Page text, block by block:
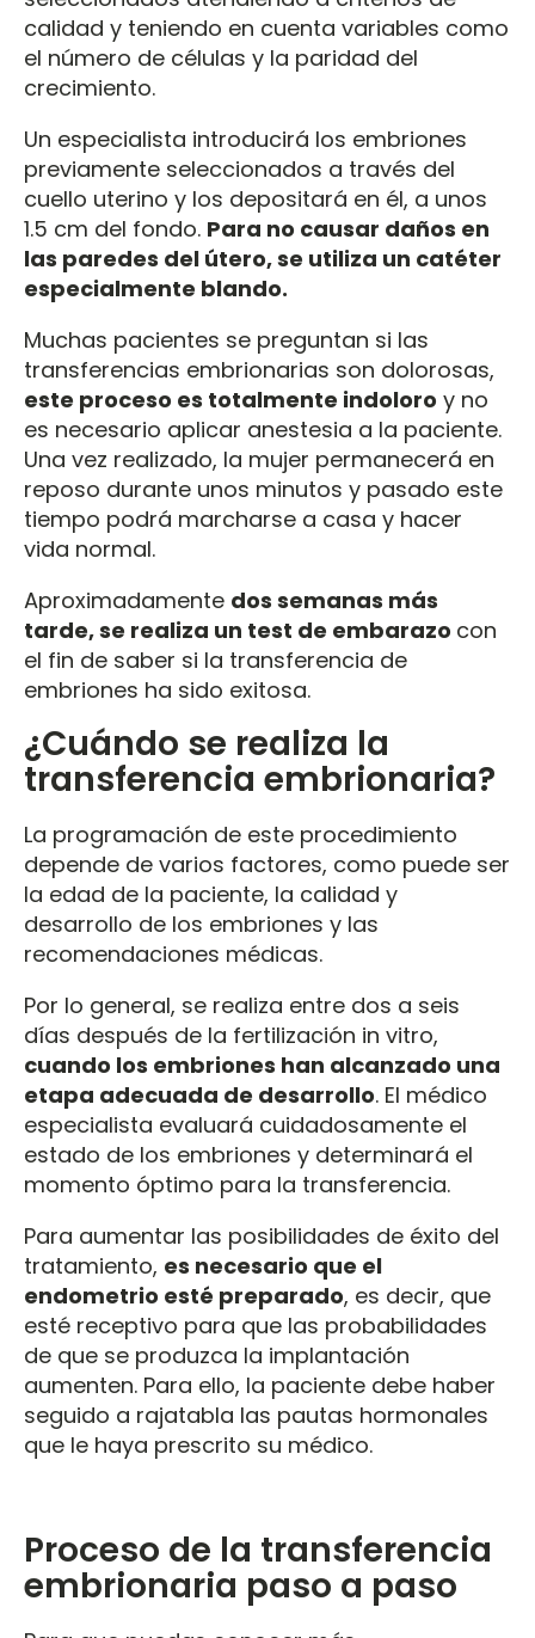
calidad y teniendo en cuenta variables como
el número de células y la paridad del
crecimiento.
Un especialista introducirá los embriones
previamente seleccionados a través del
cuello uterino y los depositará en él, a unos
1.5 cm del fondo. Para no causar daños en
las paredes del útero, se utiliza un catéter
especialmente blando.
Muchas pacientes se preguntan si las
transferencias embrionarias son dolorosas,
este proceso es totalmente indoloro y no
es necesario aplicar anestesia a la paciente.
Una vez realizado, la mujer permanecerá en
reposo durante unos minutos y pasado este
tiempo podrá marcharse a casa y hacer
vida normal.
Aproximadamente dos semanas más
tarde, se realiza un test de embarazo con
el fin de saber si la transferencia de
embriones ha sido exitosa.
¿Cuándo se realiza la
transferencia embrionaria?
La programación de este procedimiento
depende de varios factores, como puede ser
la edad de la paciente, la calidad y
desarrollo de los embriones y las
recomendaciones médicas.
Por lo general, se realiza entre dos a seis
días después de la fertilización in vitro,
cuando los embriones han alcanzado una
etapa adecuada de desarrollo. El médico
especialista evaluará cuidadosamente el
estado de los embriones y determinará el
momento óptimo para la transferencia.
Para aumentar las posibilidades de éxito del
tratamiento, es necesario que el
endometrio esté preparado, es decir, que
esté receptivo para que las probabilidades
de que se produzca la implantación
aumenten. Para ello, la paciente debe haber
seguido a rajatabla las pautas hormonales
que le haya prescrito su médico.
Proceso de la transferencia
embrionaria paso a paso